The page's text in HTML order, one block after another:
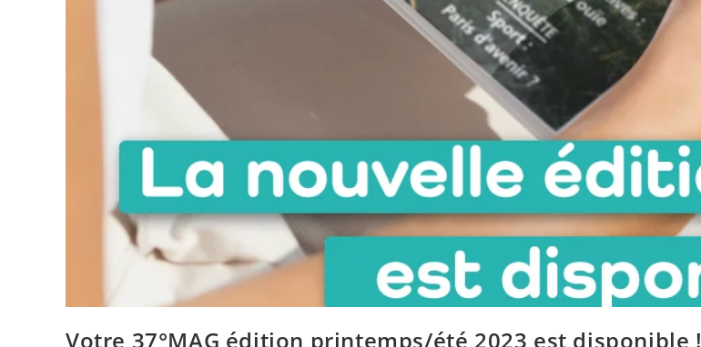
Votre 37°MAG édition printemps/été 2023 est disponible !